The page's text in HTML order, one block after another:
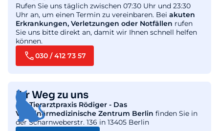
Rufen Sie uns täglich zwischen 07:30 Uhr und 23:30
Uhr an, um einen Termin zu vereinbaren. Bei akuten
Erkrankungen, Verletzungen oder Notfällen rufen
Sie uns bitte direkt an, damit wir Ihnen schnell helfen
können.
030 / 412 73 57
Ihr Weg zu uns
DieTierarztpraxis Rödiger - Das
Veterinärmedizinische Zentrum Berlin finden Sie in
der Scharnweberstr. 136 in 13405 Berlin